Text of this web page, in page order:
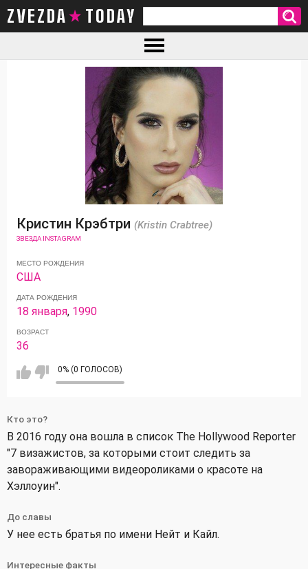
ZVEZDA TODAY
Кристин Крэбтри (Kristin Crabtree)
ЗВЕЗДА INSTAGRAM
МЕСТО РОЖДЕНИЯ
США
ДАТА РОЖДЕНИЯ
18 января, 1990
ВОЗРАСТ
36
0% (0 ГОЛОСОВ)
Кто это?
В 2016 году она вошла в список The Hollywood Reporter
"7 визажистов, за которыми стоит следить за
завораживающими видеороликами о красоте на
Хэллоуин".
До славы
У нее есть братья по имени Нейт и Кайл.
Интересные факты